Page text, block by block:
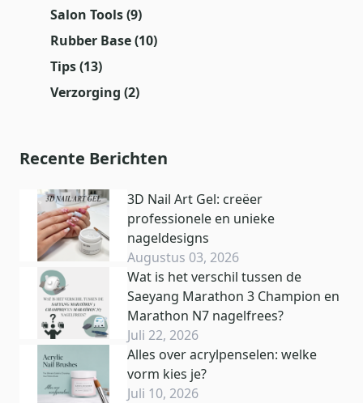
Salon Tools(9)
Rubber Base(10)
Tips(13)
Verzorging (2)
Recente Berichten
3D Nail Art Gel: creëer
professionele en unieke
nageldesigns
Augustus 03, 2026
Wat is het verschil tussen de
Saeyang Marathon 3 Champion en
Marathon N7 nagelfrees?
Juli 22, 2026
Alles over acrylpenselen: welke
vorm kies je?
Juli 10, 2026